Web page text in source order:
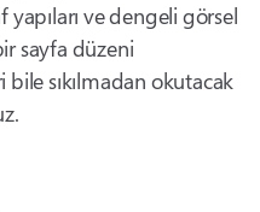
ve dengeli görsel
sayfa düzeni
sıkılmadan okutacak